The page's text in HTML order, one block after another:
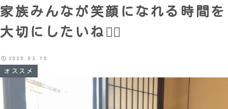
家族みんなが笑顔になれる時間を
大切にしたいね🙂‍↕️
オススメ
2025.03.15